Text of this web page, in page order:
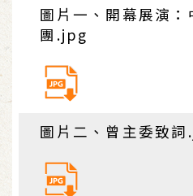
圖片一、開幕展演：
團.jpg
圖片二、曾主委致